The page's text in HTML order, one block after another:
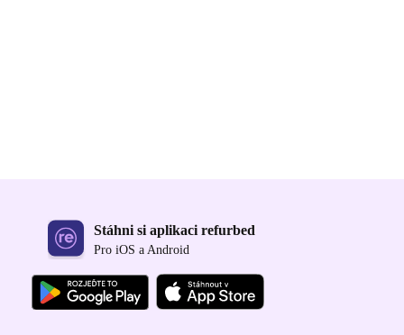
Stáhni si aplikaci refurbed
Pro iOS a Android